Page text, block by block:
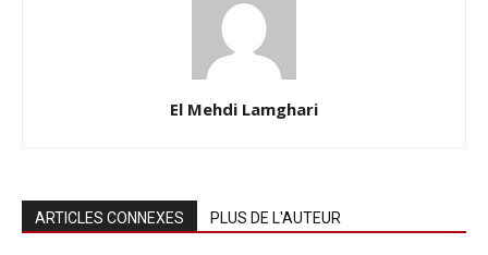
El Mehdi Lamghari
ARTICLES CONNEXES PLUS DE L'AUTEUR